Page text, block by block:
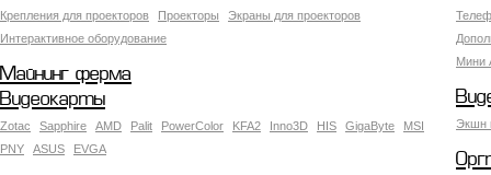
Мини
Крепления для проекторов Проекторы
Экраны для проекторов
Интерактивное оборудование
Майнинг ферма
Экшн
Видеокарты
Zotac Sapphire AMD Palit PowerColor KFA2 Inno3D HIS GigaByte
MSI
PNY
ASUS EVGA